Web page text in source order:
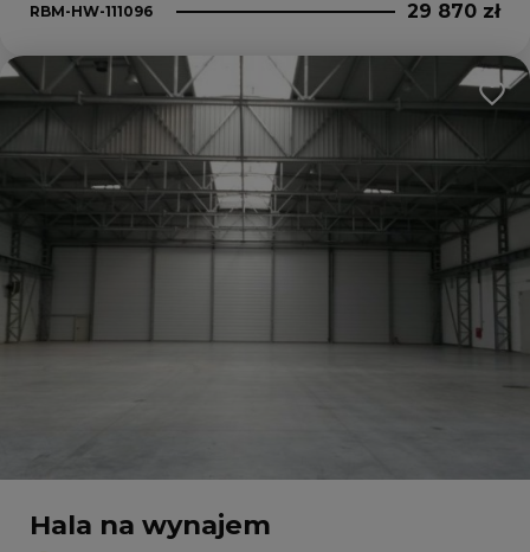
RBM-HW-111096 29 870 zł
Hala na wynajem